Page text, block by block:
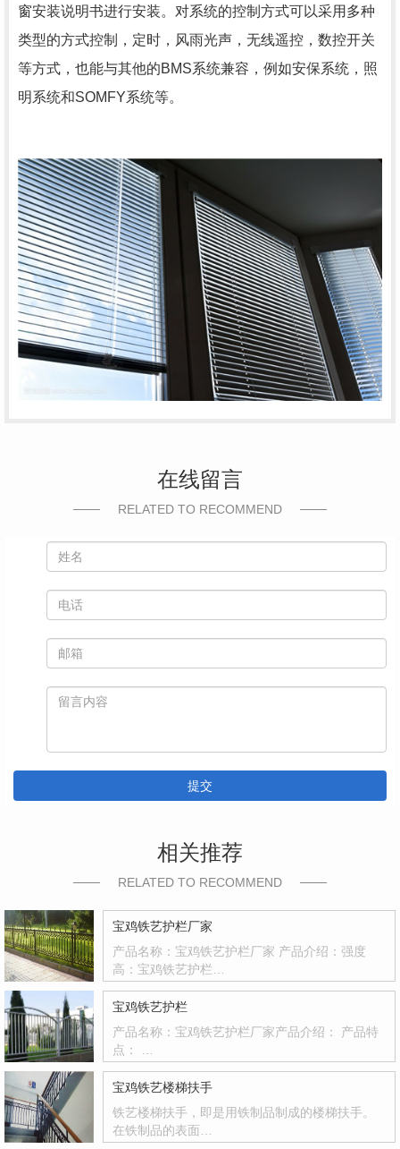
窗安装说明书进行安装。对系统的控制方式可以采用多种
类型的方式控制，定时，风雨光声，无线遥控，数控开关
等方式，也能与其他的BMS系统兼容，例如安保系统，照
明系统和SOMFY系统等。
在线留言
RELATED TO RECOMMEND
提交
相关推荐
RELATED TO RECOMMEND
宝鸡铁艺护栏厂家
产品名称：宝鸡铁艺护栏厂家 产品介绍：强度
高：宝鸡铁艺护栏…
宝鸡铁艺护栏
产品名称：宝鸡铁艺护栏厂家产品介绍： 产品特
点： …
宝鸡铁艺楼梯扶手
铁艺楼梯扶手，即是用铁制品制成的楼梯扶手。
在铁制品的表面…